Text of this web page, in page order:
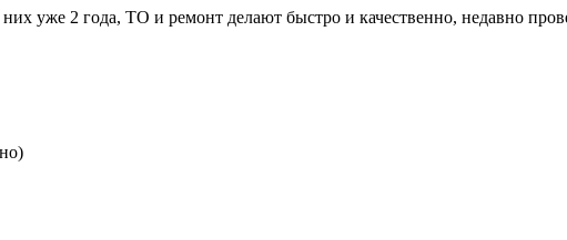
уже 2 года, ТО и ремонт делают быстро и качественно, недавно